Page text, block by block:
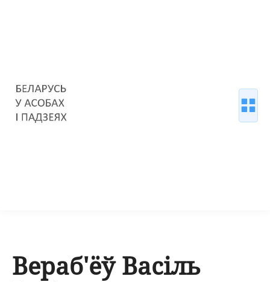
Вераб'ёў Васіль